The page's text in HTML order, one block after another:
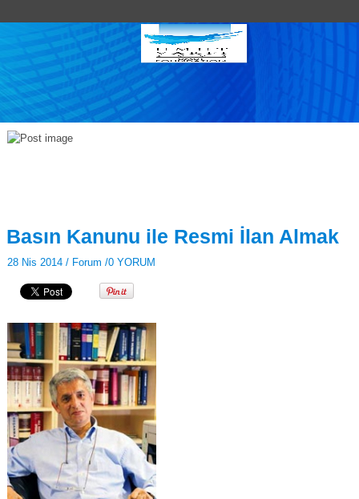
Basın Kanunu ile Resmi İlan Almak
28 Nis 2014 / Forum /0 YORUM